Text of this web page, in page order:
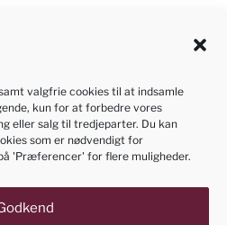
valgfrie cookies til at indsamle
kun for at forbedre vores
eller salg til tredjeparter. Du kan
som er nødvendigt for
'Præferencer' for flere muligheder.
af dansk
hjemmeside er kun
os til at opdatere siden når
kraft.